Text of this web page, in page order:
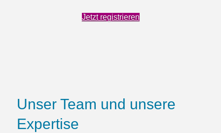
Jetzt registrieren
Unser Team und unsere
Expertise